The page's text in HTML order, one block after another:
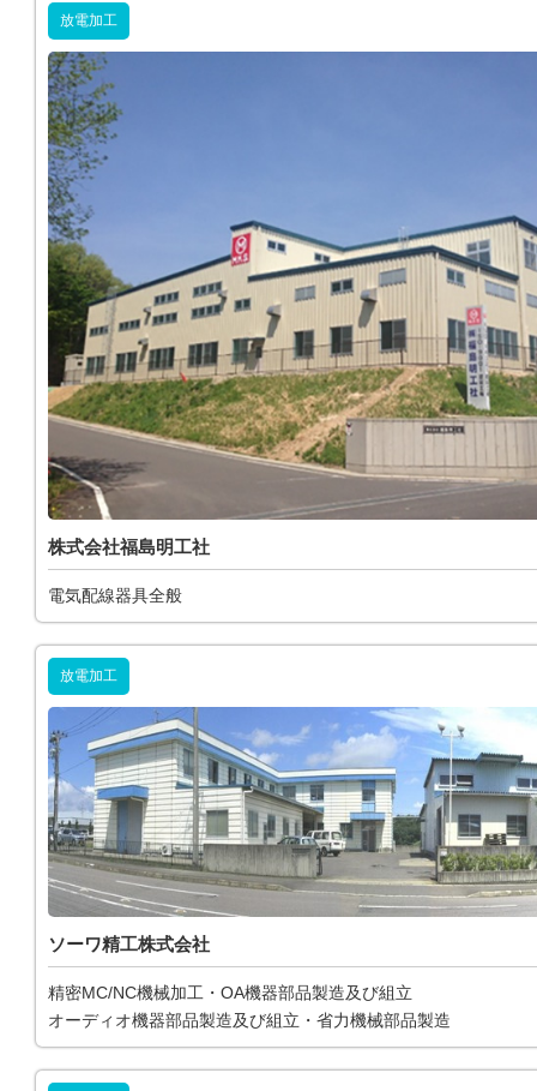
放電加工
株式会社福島明工社
電気配線器具全般
放電加工
ソーワ精工株式会社
精密MC/NC機械加工・OA機器部品製造及び組立
オーディオ機器部品製造及び組立・省力機械部品製造